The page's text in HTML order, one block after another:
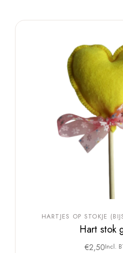
HARTJES OP STOKJE
Hart stok
€2,50Incl.